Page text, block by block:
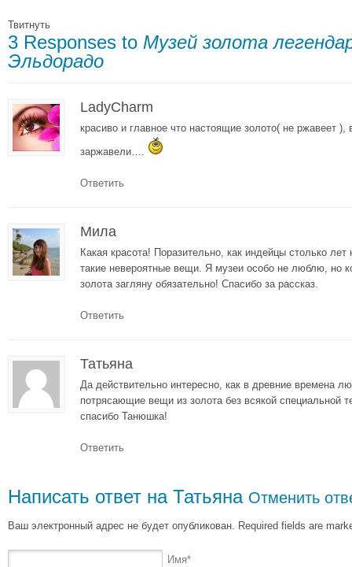
Твитнуть
3 Responses to Музей золота
Эльдорадо
LadyCharm
красиво и главное что настоящие золото( не ржавеет ),
заржавели….
Ответить
Мила
Какая красота! Поразительно, как индейцы столько
такие невероятные вещи. Я музеи особо не люблю, но
золота загляну обязательно! Спасибо за рассказ.
Ответить
Татьяна
Да действительно интересно, как в древние времена
потрясающие вещи из золота без всякой специальной
спасибо Танюшка!
Ответить
Написать ответ на Татьяна Отменить
Ваш электронный адрес не будет опубликован. Required fields are
Имя*